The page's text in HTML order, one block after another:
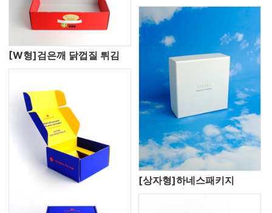
[W형]검은깨 닭껍질 튀김
[상자형]하네스패키지